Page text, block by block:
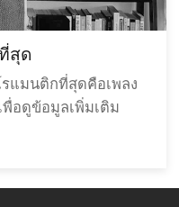
สุด
แมนติกที่สุดคือเพลง
พื่อดูข้อมูลเพิ่มเติม